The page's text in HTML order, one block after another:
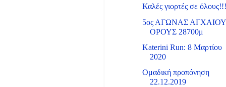
Καλές γιορτές σε
5ος ΑΓΩΝΑΣ ΑΓΧΑΙΟΥ
ΟΡΟΥΣ 28700μ
Katerini Run: 8 Μαρτίου
2020
Ομαδική προπόνηση
22.12.2019